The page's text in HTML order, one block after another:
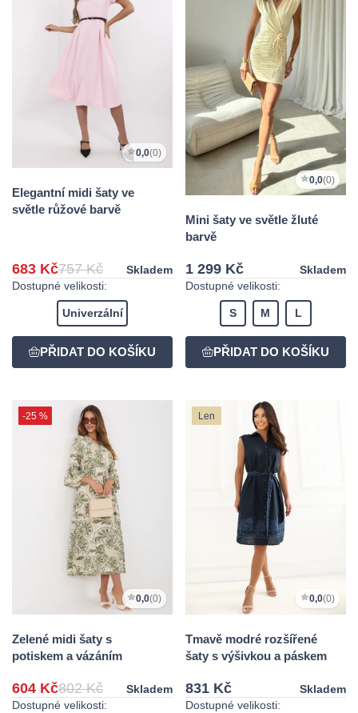
0,0(0)
Elegantní midi šaty ve
světle růžové barvě
683 Kč757 Kč
Skladem
Dostupné velikosti:
Univerzální
0,0(0)
Mini šaty ve světle žluté
barvě
1 299 Kč
Skladem
Dostupné velikosti:
S M L
-25 %
0,0(0)
Zelené midi šaty s
potiskem a vázáním
604 Kč802 Kč
Skladem
Dostupné velikosti:
Len
0,0(0)
Tmavě modré rozšířené
šaty s výšivkou a páskem
831 Kč
Skladem
Dostupné velikosti: